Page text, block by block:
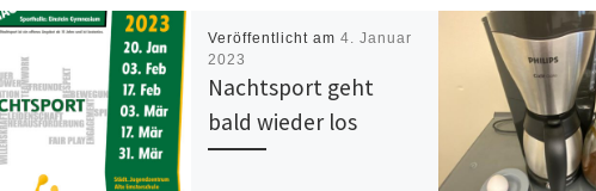
Veröffentlicht am4. Januar
2023
Nachtsport geht
bald wieder los